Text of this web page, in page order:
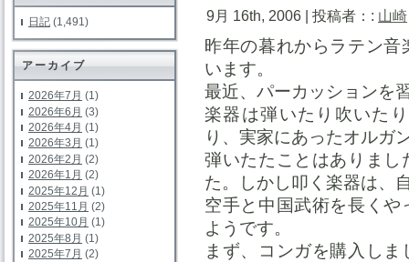
日記 (1,491)
アーカイブ
2026年7月 (1)
2026年6月 (3)
2026年4月 (1)
2026年3月 (1)
2026年2月 (2)
2026年1月 (2)
2025年12月 (1)
2025年11月 (2)
2025年10月 (1)
2025年8月 (1)
2025年7月 (2)
9月 16th, 2006 | 投稿者：: 山崎
昨年の暮れからラテン
います。
最近、パーカッションを
楽器は弾いたり吹いた
り、実家にあったオルガ
弾いたたことはありま
た。しかし叩く楽器は、
空手と中国武術を長く
ようです。
まず、コンガを購入し